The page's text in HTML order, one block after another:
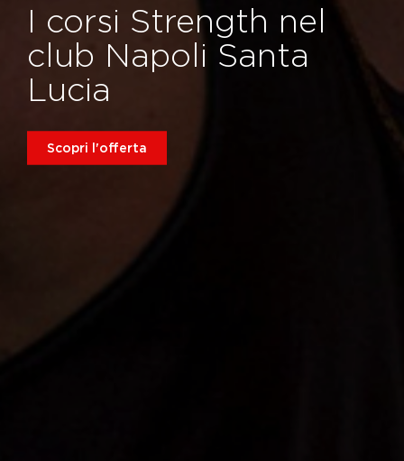
I corsi Strength nel
club Napoli Santa
Lucia
Scopri l'offerta